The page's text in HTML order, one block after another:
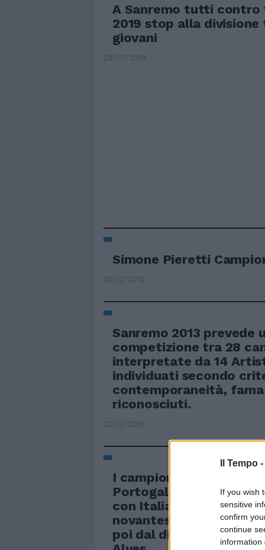
Il Tempo -
If you wish
sensitive
confirm
continue
information
A Sanremo tutti
2019 stop alla divisione
giovani
29/07/2018
Simone Pieretti
30/12/2012
Sanremo 2013 prevede
competizione tra 28
interpretate da 14
individuati secondo
contemporaneità,
riconosciuti.
23/12/2012
I campioni in carica
Portogallo ai rigori:
con Italia o Germania
novantesimo, Ronaldo
poi dal dischetto fatale